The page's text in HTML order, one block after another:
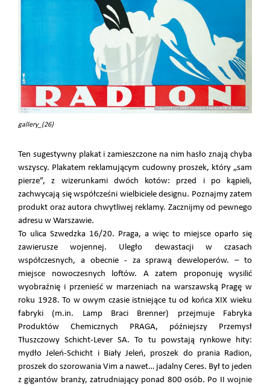
gallery_(26)
Ten sugestywny plakat i zamieszczone na nim hasło znają chyba
wszyscy. Plakatem reklamującym cudowny proszek, który „sam
pierze”, z wizerunkami dwóch kotów: przed i po kąpieli,
zachwycają się współcześni wielbiciele designu. Poznajmy zatem
produkt oraz autora chwytliwej reklamy. Zacznijmy od pewnego
adresu w Warszawie.
To ulica Szwedzka 16/20. Praga, a więc to miejsce oparło się
zawierusze wojennej. Uległo dewastacji w czasach
współczesnych, a obecnie - za sprawą deweloperów. – to
miejsce nowoczesnych loftów. A zatem proponuję wysilić
wyobraźnię i przenieść w marzeniach na warszawską Pragę w
roku 1928. To w owym czasie istniejące tu od końca XIX wieku
fabryki (m.in. Lamp Braci Brenner) przejmuje Fabryka
Produktów Chemicznych PRAGA, późniejszy Przemysł
Tłuszczowy Schicht-Lever SA. To tu powstają rynkowe hity:
mydło Jeleń-Schicht i Biały Jeleń, proszek do prania Radion,
proszek do szorowania Vim a nawet… jadalny Ceres. Był to jeden
z gigantów branży, zatrudniający ponad 800 osób. Po II wojnie